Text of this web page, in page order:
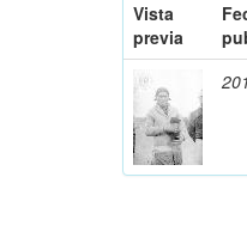
Vista
previa